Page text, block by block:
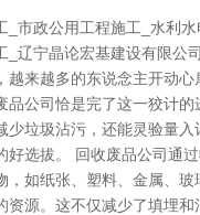
_市政公用工程施工_水利
_辽宁晶论宏基建设有限公
越来越多的东说念主开动心
品公司恰是完了这一狡计的
少垃圾沾污，还能灵验量入
好选拔。 回收废品公司通
，如纸张、塑料、金属、玻
资源。这不仅减少了填埋和